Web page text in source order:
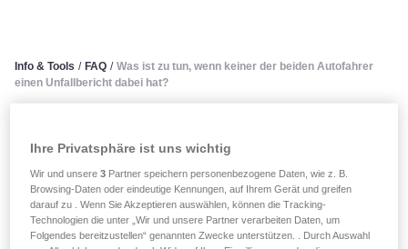
Info & Tools / FAQ / Was ist zu tun, wenn keiner der beiden Autofahrer
einen Unfallbericht dabei hat?
Was ist zu tun, wenn keiner
der beiden Autofahrer einen
Unfallbericht dabei hat?
Ihre Privatsphäre ist uns wichtig
Wir und unsere3 Partner speichern personenbezogene Daten, wie z. B.
Browsing-Daten oder eindeutige Kennungen, auf Ihrem Gerät und greifen
darauf zu . Wenn Sie Akzeptieren auswählen, können die Tracking-
Technologien die unter „Wir und unsere Partner verarbeiten Daten, um
Folgendes bereitzustellen“ genannten Zwecke unterstützen. . Durch Auswahl